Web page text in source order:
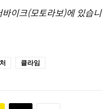
이크(모토라보)에 있습니
클라임